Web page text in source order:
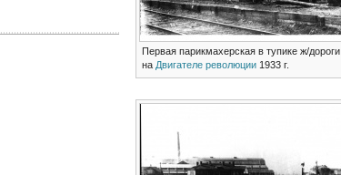
Первая парикмахерская в тупике ж/дороги
на Двигателе революции 1933 г.